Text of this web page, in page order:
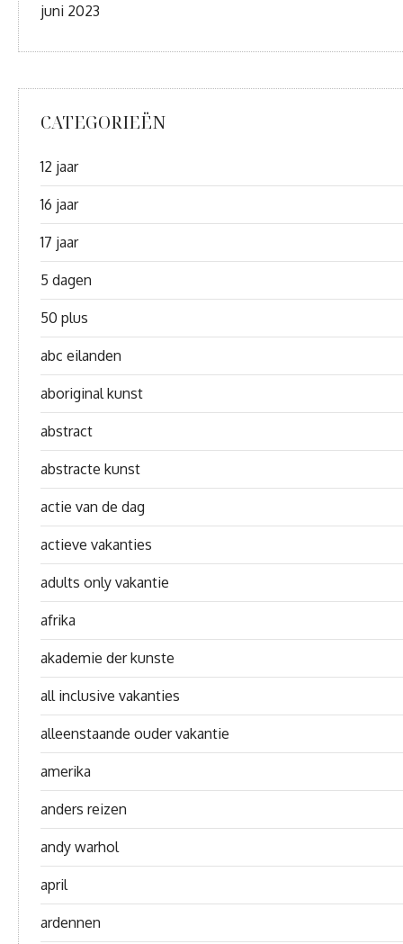
juni 2023
CATEGORIEËN
12 jaar
16 jaar
17 jaar
5 dagen
50 plus
abc eilanden
aboriginal kunst
abstract
abstracte kunst
actie van de dag
actieve vakanties
adults only vakantie
afrika
akademie der kunste
all inclusive vakanties
alleenstaande ouder vakantie
amerika
anders reizen
andy warhol
april
ardennen